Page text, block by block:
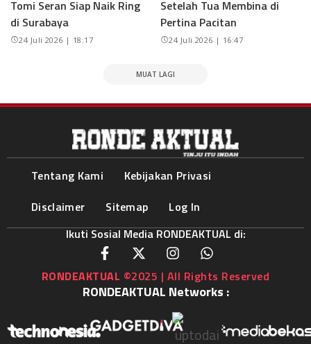
Tomi Seran Siap Naik Ring
di Surabaya
24 Juli 2026 | 18:17
Setelah Tua Membina di
Pertina Pacitan
24 Juli 2026 | 16:47
MUAT LAGI
Tentang Kami
Kebijakan Privasi
Disclaimer
Sitemap
Log In
Ikuti Sosial Media RONDEAKTUAL di:
RONDEAKTUAL ©2025 | All Rights Reserved
RONDEAKTUAL Networks :